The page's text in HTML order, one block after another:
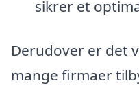
sikrer et
Derudover er det
mange firmaer